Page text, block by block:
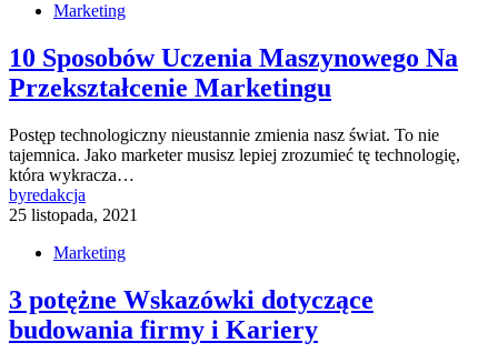
Marketing
10 Sposobów Uczenia Maszynowego Na
Przekształcenie Marketingu
Postęp technologiczny nieustannie zmienia nasz świat. To nie
tajemnica. Jako marketer musisz lepiej zrozumieć tę technologię,
która wykracza…
byredakcja
25 listopada, 2021
Marketing
3 potężne Wskazówki dotyczące
budowania firmy i Kariery